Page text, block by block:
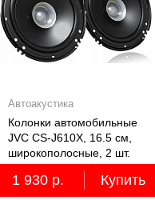
Автоакустика
Колонки автомобильные
JVC CS-J610X, 16.5 см,
широкополосные, 2 шт.
1 930 р. Купить